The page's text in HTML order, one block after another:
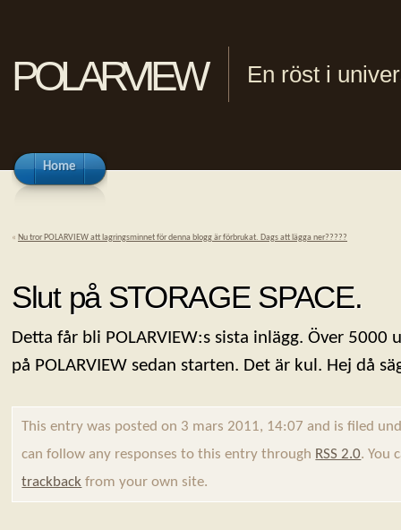
polarview En röst i
Home
« Nu tror POLARVIEW att lagringsminnet för denna blogg är förbrukat. Dags att lägga ner?????
Slut på STORAGE SPACE.
Detta får bli POLARVIEW:s sista inlägg. Över 5000
på POLARVIEW sedan starten. Det är kul. Hej då
This entry was posted on 3 mars 2011, 14:07 and is filed
can follow any responses to this entry through RSS 2.0. You
trackback from your own site.